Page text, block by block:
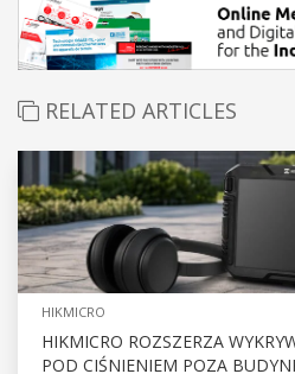
RELATED ARTICLES
HIKMICRO
HIKMICRO ROZSZERZA
POD CIŚNIENIEM POZA